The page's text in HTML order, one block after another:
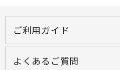
ご利用ガイド
よくあるご質問